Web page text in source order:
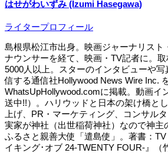
はせがわいずみ (Izumi Hasegawa)
ライタープロフィール
島根県松江市出身。映画ジャーナリスト
ナウンサーを経て、映画・TV記者に。
5000人以上。スターのインタビューや
信する通信社Hollywood News Wire Inc.
WhatsUpHollywood.comに掲載。動画イ
送中!!）。ハリウッドと日本の架け橋と
上げ、PR・マーケティング、コンサル
実家が神社（出世稲荷神社）なので神主
ふるさと親善大使「遣島使」。著書：
イキング･オブ 24-TWENTY FOUR-』（